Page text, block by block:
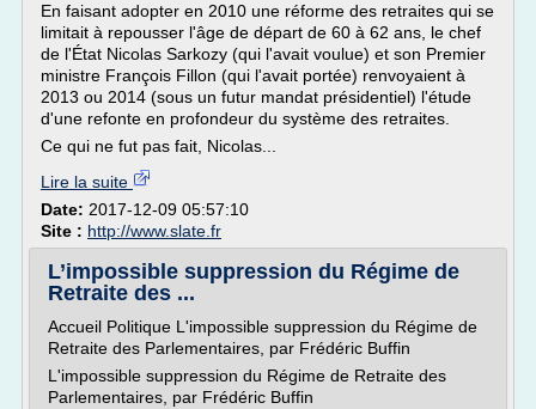
En faisant adopter en 2010 une réforme des retraites qui se
limitait à repousser l'âge de départ de 60 à 62 ans, le chef
de l'État Nicolas Sarkozy (qui l'avait voulue) et son Premier
ministre François Fillon (qui l'avait portée) renvoyaient à
2013 ou 2014 (sous un futur mandat présidentiel) l'étude
d'une refonte en profondeur du système des retraites.
Ce qui ne fut pas fait, Nicolas...
Lire la suite
Date: 2017-12-09 05:57:10
Site : http://www.slate.fr
L’impossible suppression du Régime de
Retraite des ...
Accueil Politique L'impossible suppression du Régime de
Retraite des Parlementaires, par Frédéric Buffin
L'impossible suppression du Régime de Retraite des
Parlementaires, par Frédéric Buffin